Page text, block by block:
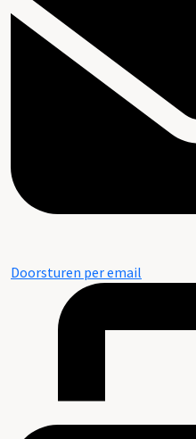
Doorsturen per email